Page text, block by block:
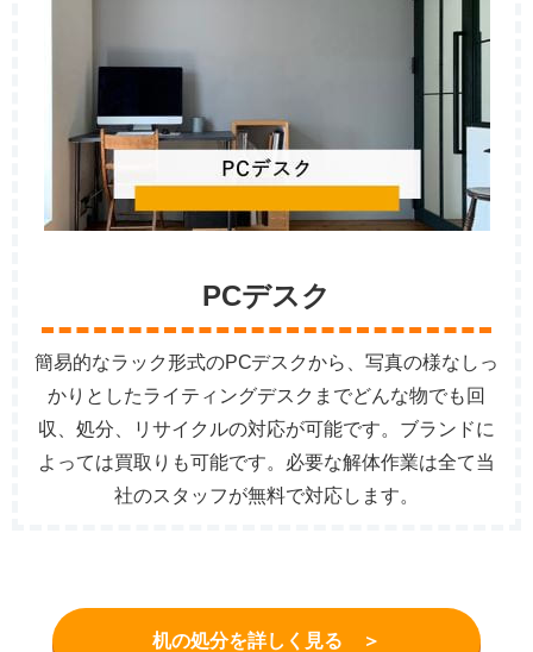
PCデスク
簡易的なラック形式のPCデスクから、写真の様なしっ
かりとしたライティングデスクまでどんな物でも回
収、処分、リサイクルの対応が可能です。ブランドに
よっては買取りも可能です。必要な解体作業は全て当
社のスタッフが無料で対応します。
机の処分を詳しく見る ＞